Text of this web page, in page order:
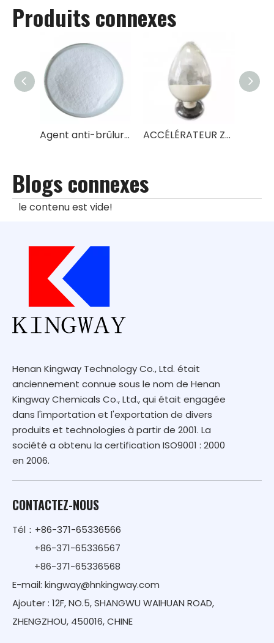
Produits connexes
Agent anti-brûlure pour caoutchouc CTP(PVI) ACCÉLÉRATEUR ZMBT
Blogs connexes
le contenu est vide!
Henan Kingway Technology Co., Ltd. était
anciennement connue sous le nom de Henan
Kingway Chemicals Co., Ltd., qui était engagée
dans l'importation et l'exportation de divers
produits et technologies à partir de 2001. La
société a obtenu la certification ISO9001 : 2000
en 2006.
CONTACTEZ-NOUS
Tél：+86-371-65336566
+86-371-65336567
+86-371-65336568
E-mail: kingway@hnkingway.com
Ajouter : 12F, NO.5, SHANGWU WAIHUAN ROAD,
ZHENGZHOU, 450016, CHINE